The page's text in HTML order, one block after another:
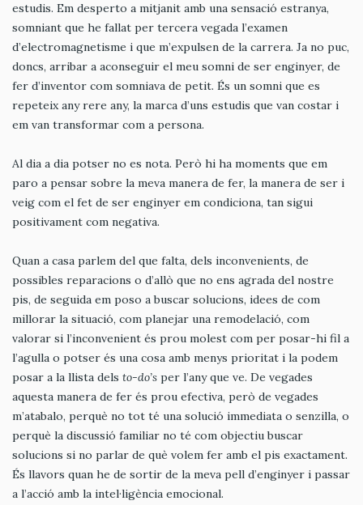
estudis. Em desperto a mitjanit amb una sensació estranya,
somniant que he fallat per tercera vegada l’examen
d’electromagnetisme i que m’expulsen de la carrera. Ja no puc,
doncs, arribar a aconseguir el meu somni de ser enginyer, de
fer d’inventor com somniava de petit. És un somni que es
repeteix any rere any, la marca d’uns estudis que van costar i
em van transformar com a persona.
Al dia a dia potser no es nota. Però hi ha moments que em
paro a pensar sobre la meva manera de fer, la manera de ser i
veig com el fet de ser enginyer em condiciona, tan sigui
positivament com negativa.
Quan a casa parlem del que falta, dels inconvenients, de
possibles reparacions o d’allò que no ens agrada del nostre
pis, de seguida em poso a buscar solucions, idees de com
millorar la situació, com planejar una remodelació, com
valorar si l’inconvenient és prou molest com per posar-hi fil a
l’agulla o potser és una cosa amb menys prioritat i la podem
posar a la llista dels to-do’s per l’any que ve. De vegades
aquesta manera de fer és prou efectiva, però de vegades
m’atabalo, perquè no tot té una solució immediata o senzilla, o
perquè la discussió familiar no té com objectiu buscar
solucions si no parlar de què volem fer amb el pis exactament.
És llavors quan he de sortir de la meva pell d’enginyer i passar
a l’acció amb la intel·ligència emocional.